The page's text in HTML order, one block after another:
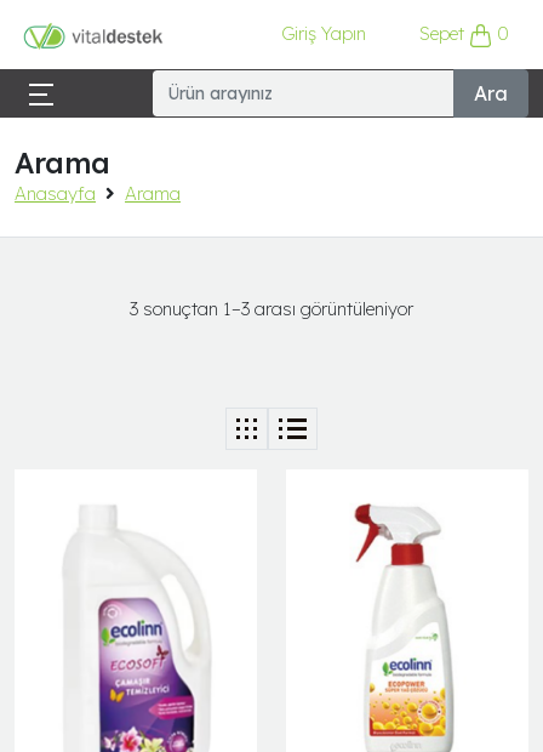
Giriş Yapın Sepet 0
Ara
Arama
Anasayfa Arama
3 sonuçtan 1–3 arası görüntüleniyor